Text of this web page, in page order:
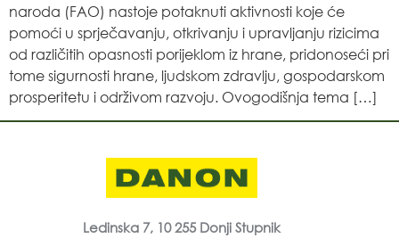
naroda (FAO) nastoje potaknuti aktivnosti koje će
pomoći u sprječavanju, otkrivanju i upravljanju rizicima
od različitih opasnosti porijeklom iz hrane, pridonoseći pri
tome sigurnosti hrane, ljudskom zdravlju, gospodarskom
prosperitetu i održivom razvoju. Ovogodišnja tema […]
Ledinska 7, 10 255 Donji Stupnik